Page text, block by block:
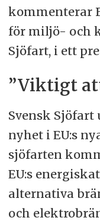
kommenterar
för miljö- och
Sjöfart, i ett
”Viktigt
Svensk Sjöfart
nyhet i EU:s
sjöfarten
EU:s
alternativa
och